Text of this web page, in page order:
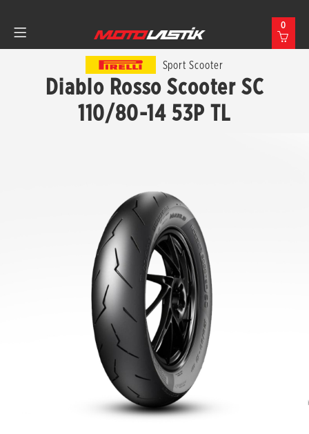
0
Sport Scooter
Diablo Rosso Scooter SC
110/80-14 53P TL